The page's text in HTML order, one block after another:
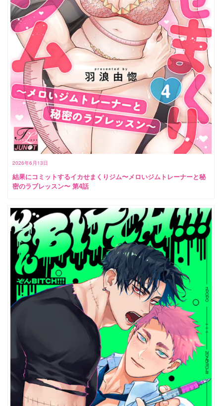
2026年6月13日
結果にコミットするイカせまくりジム〜メロいジムトレーナーと秘
密のラブレッスン〜 第4話